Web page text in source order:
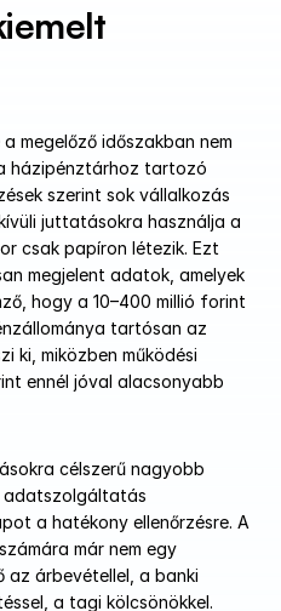
megelőző időszakban nem
házipénztárhoz tartozó
szerint sok vállalkozás
juttatásokra használja a
csak papíron létezik. Ezt
megjelent adatok, amelyek
hogy a 10–400 millió forint
tartósan az
ki, miközben működési
ennél jóval alacsonyabb
célszerű nagyobb
a hatékony ellenőrzésre. A
már nem egy
árbevétellel, a banki
a tagi kölcsönökkel.